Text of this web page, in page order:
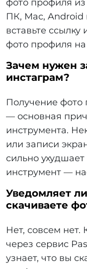
фото профиля из
ПК, Mac, Android
вставьте ссылку
фото профиля на
Зачем нужен
инстаграм?
Получение фото
— основная
инструмента.
или записи
сильно ухудшает
инструмент —
Уведомляет
скачиваете
Нет, совсем нет.
через сервис
узнает, что вы